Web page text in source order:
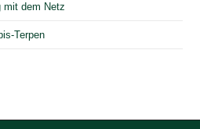
mit dem Netz
Terpen